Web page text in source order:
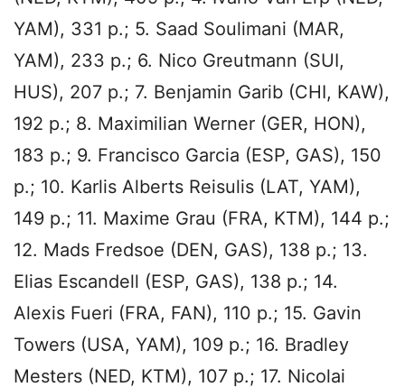
YAM), 331 p.; 5. Saad Soulimani (MAR,
YAM), 233 p.; 6. Nico Greutmann (SUI,
HUS), 207 p.; 7. Benjamin Garib (CHI, KAW),
192 p.; 8. Maximilian Werner (GER, HON),
183 p.; 9. Francisco Garcia (ESP, GAS), 150
p.; 10. Karlis Alberts Reisulis (LAT, YAM),
149 p.; 11. Maxime Grau (FRA, KTM), 144 p.;
12. Mads Fredsoe (DEN, GAS), 138 p.; 13.
Elias Escandell (ESP, GAS), 138 p.; 14.
Alexis Fueri (FRA, FAN), 110 p.; 15. Gavin
Towers (USA, YAM), 109 p.; 16. Bradley
Mesters (NED, KTM), 107 p.; 17. Nicolai